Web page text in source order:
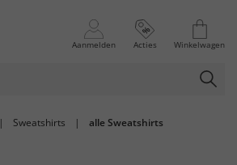
Aanmelden Acties Winkelwagen
| Sweatshirts | alle Sweatshirts